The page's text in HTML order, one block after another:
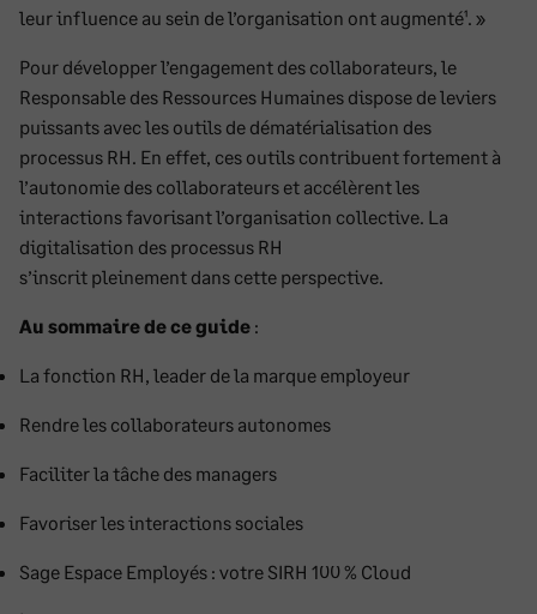
leur influence au sein de l’organisation ont augmenté¹. »
Pour développer l’engagement des collaborateurs, le
Responsable des Ressources Humaines dispose de leviers
puissants avec les outils de dématérialisation des
processus RH. En effet, ces outils contribuent fortement à
l’autonomie des collaborateurs et accélèrent les
interactions favorisant l’organisation collective. La
digitalisation des processus RH
s’inscrit pleinement dans cette perspective.
Au sommaire de ce guide :
La fonction RH, leader de la marque employeur
Rendre les collaborateurs autonomes
Faciliter la tâche des managers
Favoriser les interactions sociales
Sage Espace Employés : votre SIRH 100 % Cloud